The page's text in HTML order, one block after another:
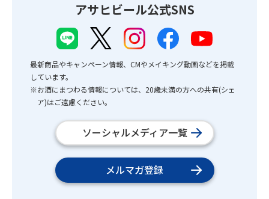
アサヒビール公式SNS
最新商品やキャンペーン情報、CMやメイキング動画などを掲載
しています。
※お酒にまつわる情報については、20歳未満の方への共有(シェ
ア)はご遠慮ください。
ソーシャルメディア一覧
メルマガ登録